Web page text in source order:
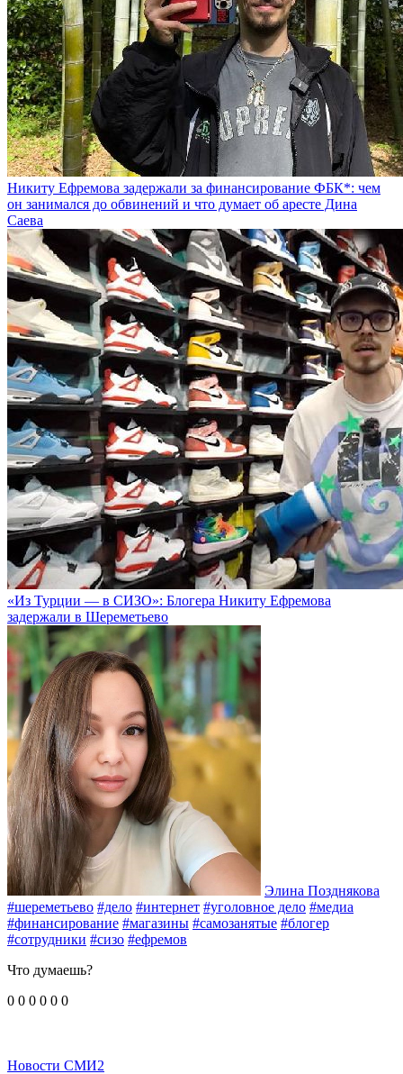
Никиту Ефремова задержали за финансирование ФБК*: чем
он занимался до обвинений и что думает об аресте Дина
Саева
«Из Турции — в СИЗО»: Блогера Никиту Ефремова
задержали в Шереметьево
Элина Позднякова
#шереметьево #дело #интернет #уголовное дело #медиа
#финансирование #магазины #самозанятые #блогер
#сотрудники #сизо #ефремов
Что думаешь?
0 0 0 0 0 0
Новости СМИ2